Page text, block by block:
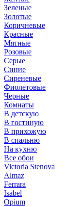
Зеленые
Золотые
Коричневые
Красные
Мятные
Розовые
Серые
Синие
Сиреневые
Фиолетовые
Черные
Комнаты
В детскую
В гостиную
В прихожую
В спальню
На кухню
Все обои
Victoria Stenova
Almaz
Ferrara
Isabel
Opium